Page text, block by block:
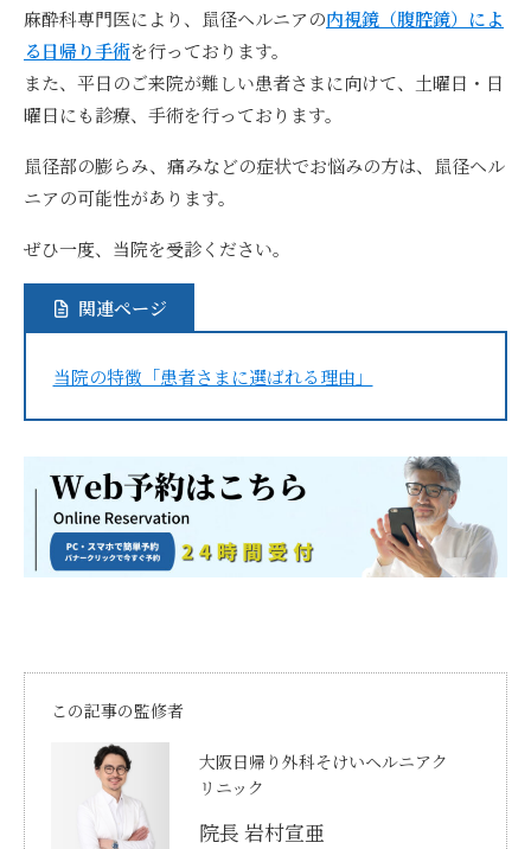
麻酔科専門医により、鼠径ヘルニアの内視鏡（腹腔鏡）によ
る日帰り手術を行っております。
また、平日のご来院が難しい患者さまに向けて、土曜日・日
曜日にも診療、手術を行っております。
鼠径部の膨らみ、痛みなどの症状でお悩みの方は、鼠径ヘル
ニアの可能性があります。
ぜひ一度、当院を受診ください。
関連ページ
当院の特徴「患者さまに選ばれる理由」
この記事の監修者
大阪日帰り外科そけいヘルニアク
リニック
院長 岩村宣亜